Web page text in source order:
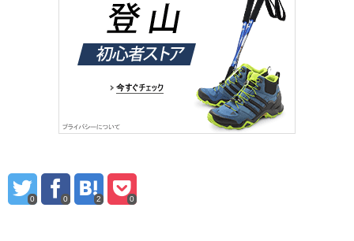
0 0 2 0